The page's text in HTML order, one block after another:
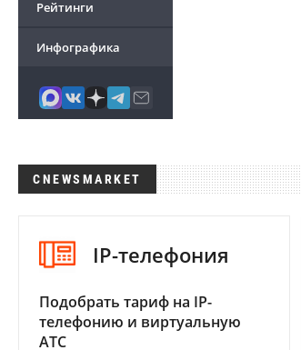
Рейтинги
Инфографика
CNEWSMARKET
IP-телефония
Подобрать тариф на IP-
телефонию и виртуальную
АТС